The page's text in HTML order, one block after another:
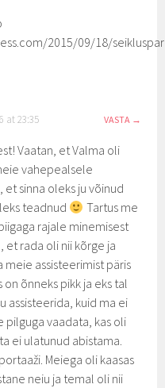
2015/09/18/
at 23:35 VASTA
Vaatan, et Valma oli
vahepealsele
sinna oleks ju võinud
teadnud
Tartus me
rajale minemisest
et rada oli nii kõrge ja
meie assisteerimist päris
on õnneks pikk ja eks tal
assisteerida, kuid ma ei
pilguga vaadata, kas oli
ei ulatunud abistama.
Meiega oli kaasas
neiu ja temal oli nii